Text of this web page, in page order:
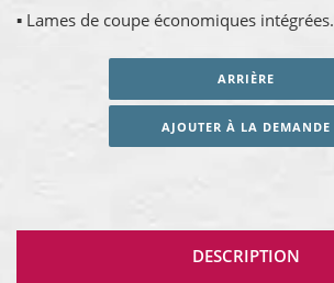
▪ Lames de coupe économiques intégrées.
ARRIÈRE
AJOUTER À LA DEMANDE
DESCRIPTION